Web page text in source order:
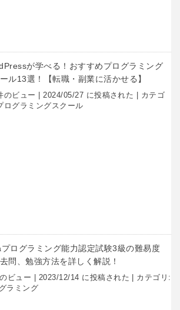
が学べる！おすすめプログラミング
ル13選！【転職・副業に活かせる】
のビュー 2024/05/27 に投稿された
カテゴ
ログラミングスクール
ログラミング能力認定試験3級の難易度
問、勉強方法を詳しく解説！
ビュー 2023/12/14 に投稿された
カテゴリ:
ラミング